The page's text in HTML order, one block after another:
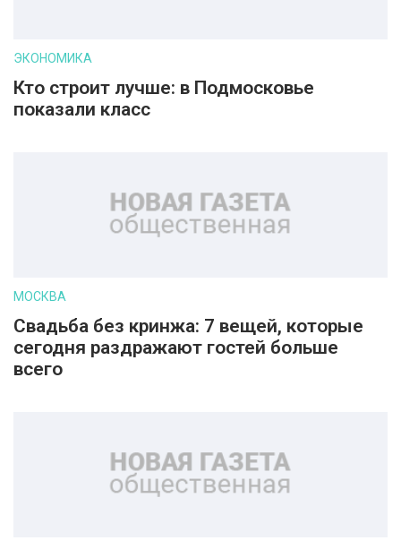
ЭКОНОМИКА
Кто строит лучше: в Подмосковье
показали класс
МОСКВА
Свадьба без кринжа: 7 вещей, которые
сегодня раздражают гостей больше
всего